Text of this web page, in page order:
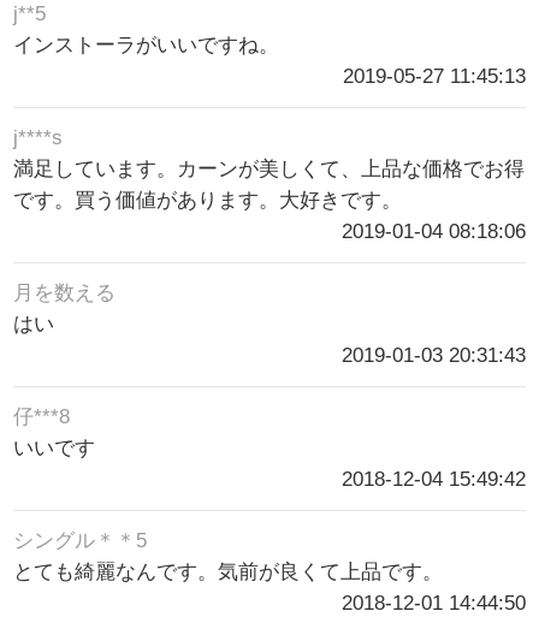
j**5
インストーラがいいですね。
2019-05-27 11:45:13
j****s
満足しています。カーンが美しくて、上品な価格でお得
です。買う価値があります。大好きです。
2019-01-04 08:18:06
月を数える
はい
2019-01-03 20:31:43
仔***8
いいです
2018-12-04 15:49:42
シングル＊＊5
とても綺麗なんです。気前が良くて上品です。
2018-12-01 14:44:50